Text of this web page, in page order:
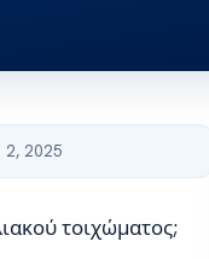
2, 2025
τοιχώματος;